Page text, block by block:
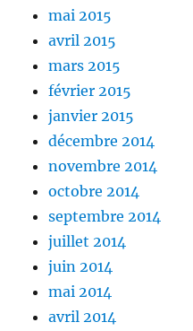
mai 2015
avril 2015
mars 2015
février 2015
janvier 2015
décembre 2014
novembre 2014
octobre 2014
septembre 2014
juillet 2014
juin 2014
mai 2014
avril 2014